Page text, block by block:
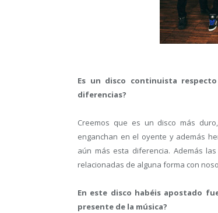
Es un disco continuista
diferencias?
Creemos que es un disco más
enganchan en el oyente y además
aún más esta diferencia. Además
relacionadas de alguna forma con
En este disco habéis apostado
presente de la música?